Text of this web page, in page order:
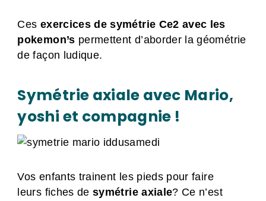
Ces exercices de symétrie Ce2 avec les
pokemon’s permettent d’aborder la géométrie
de façon ludique.
Symétrie axiale avec Mario,
yoshi et compagnie !
Vos enfants trainent les pieds pour faire
leurs fiches desymétrie axiale? Ce n’est